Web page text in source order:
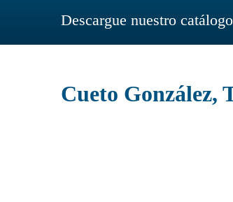
Descargue nuestro catálogo
Cueto González,